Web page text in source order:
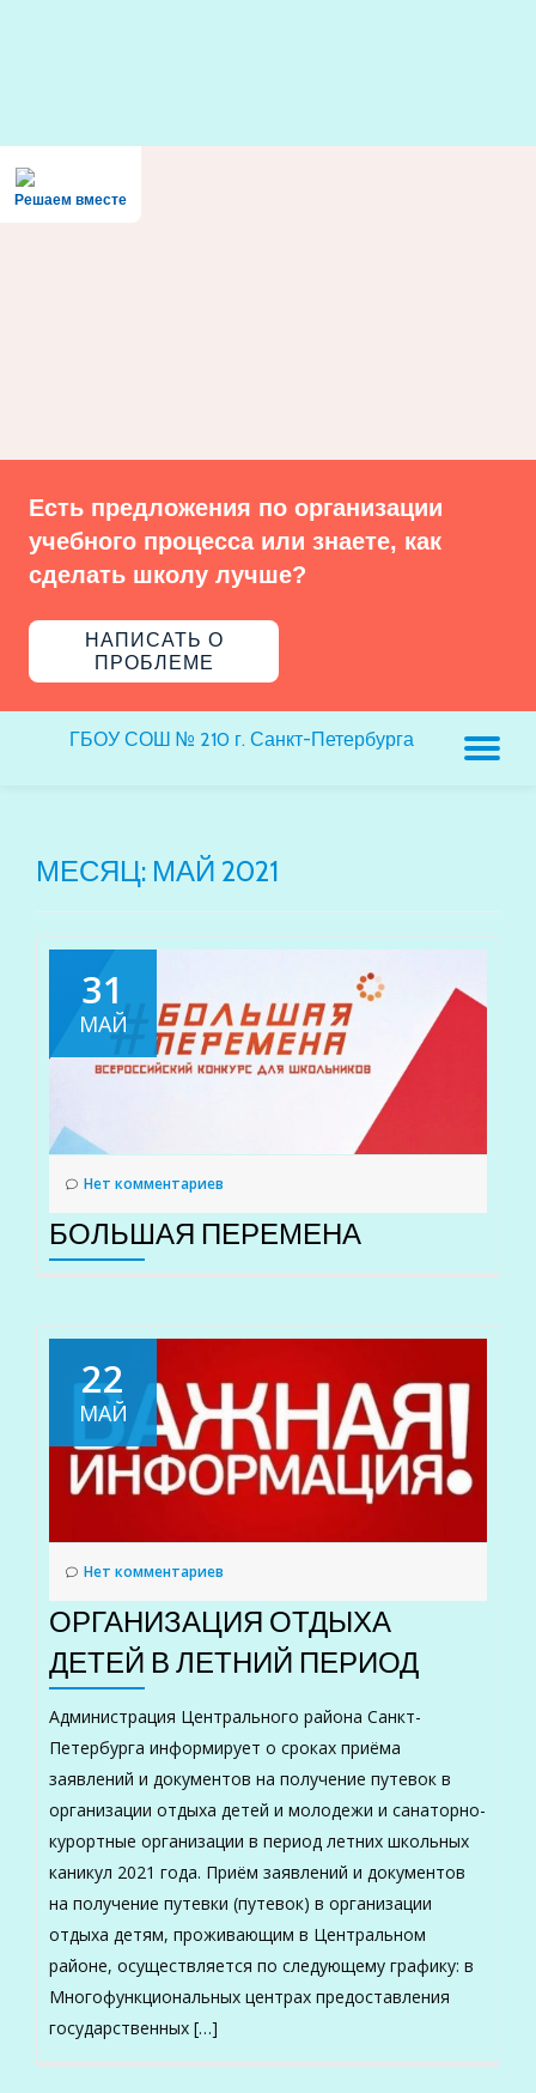
Решаем вместе
Есть предложения по организации
учебного процесса или знаете, как
сделать школу лучше?
НАПИСАТЬ О
ПРОБЛЕМЕ
ГБОУ СОШ № 210 г. Санкт-Петербурга
МЕСЯЦ: МАЙ 2021
31
МАЙ
Нет комментариев
БОЛЬШАЯ ПЕРЕМЕНА
22
МАЙ
Нет комментариев
ОРГАНИЗАЦИЯ ОТДЫХА
ДЕТЕЙ В ЛЕТНИЙ ПЕРИОД
Администрация Центрального района Санкт-
Петербурга информирует о сроках приёма
заявлений и документов на получение путевок в
организации отдыха детей и молодежи и санаторно-
курортные организации в период летних школьных
каникул 2021 года. Приём заявлений и документов
на получение путевки (путевок) в организации
отдыха детям, проживающим в Центральном
районе, осуществляется по следующему графику: в
Многофункциональных центрах предоставления
государственных […]